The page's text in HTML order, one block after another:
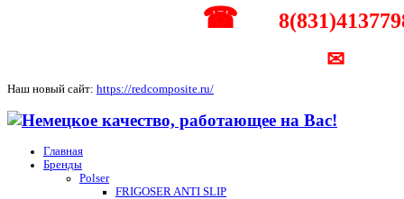
☎
✉
Наш новый сайт: https://redcomposite.ru/
Главная
Бренды
Polser
FRIGOSER ANTI SLIP